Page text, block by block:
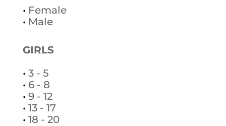
• Female
• Male
GIRLS
• 3 - 5
• 6 - 8
• 9 - 12
• 13 - 17
• 18 - 20